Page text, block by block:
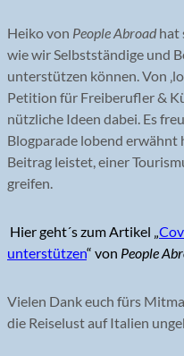
Heiko von People Abroadhat
wie wir Selbstständige und
unterstützen können. Von
Petition für Freiberufler &
nützliche Ideen dabei. Es
Blogparade lobend erwähnt
Beitrag leistet, einer
greifen.
Hier geht´s zum Artikel „
unterstützen“ von People
Vielen Dank euch fürs
die Reiselust auf Italien